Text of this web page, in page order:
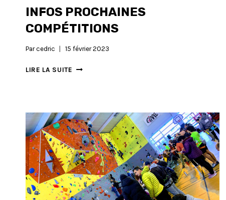
INFOS PROCHAINES
COMPÉTITIONS
Par cedric 15 février 2023
LIRE LA SUITE INFOS